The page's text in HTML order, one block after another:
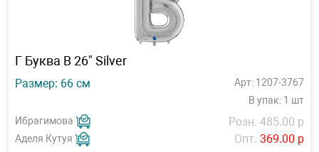
Г Буква В 26" Silver
Размер: 66 см
Арт: 1207-3767
В упак: 1 шт
Ибрагимова
Аделя Кутуя
Розн. 485.00 р
Опт. 369.00 р